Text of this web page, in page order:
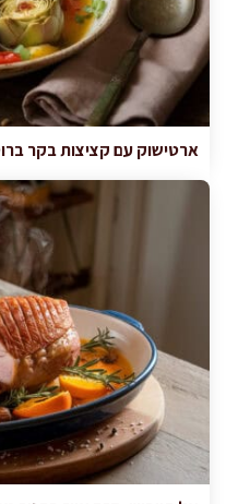
ארטישוק עם קציצות בקר